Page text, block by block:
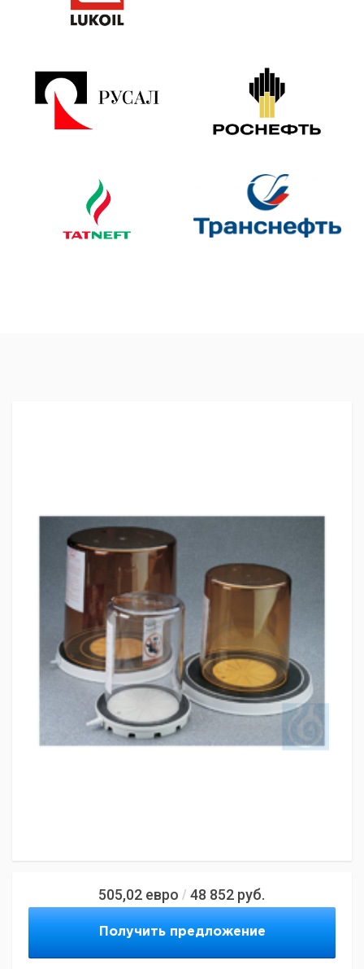
505,02 евро / 48 852 руб.
Получить предложение